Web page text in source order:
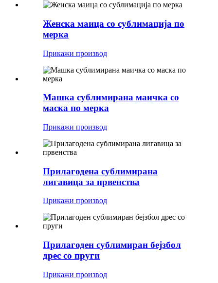
Женска маица со сублимација по
мерка
Прикажи производ
Машка сублимирана маичка со
маска по мерка
Прикажи производ
Прилагодена сублимирана
лигавица за првенства
Прикажи производ
Прилагоден сублимиран бејзбол
дрес со пруги
Прикажи производ